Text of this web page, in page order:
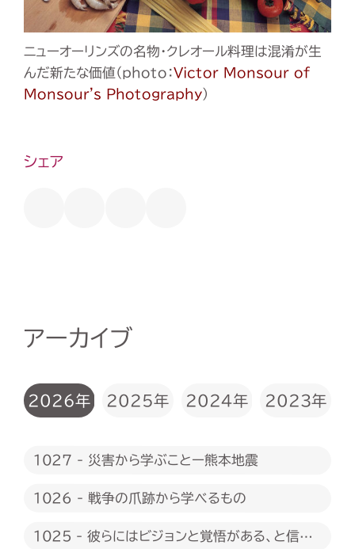
ニューオーリンズの名物・クレオール料理は混淆が生
んだ新たな価値（photo：Victor Monsour of
Monsour's Photography）
シェア
アーカイブ
2026年 2025年 2024年 2023年
1027 - 災害から学ぶことー熊本地震
1026 - 戦争の爪跡から学べるもの
1025 - 彼らにはビジョンと覚悟がある、と信じ